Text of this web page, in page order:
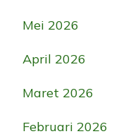
Mei 2026
April 2026
Maret 2026
Februari 2026